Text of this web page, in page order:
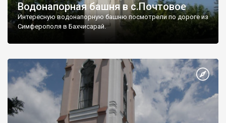
Водонапорная башня в с.Почтовое
Интересную водонапорную башню посмотрели по дороге из
Симферополя в Бахчисарай.